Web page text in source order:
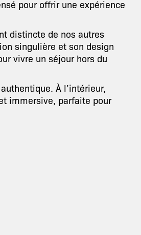
pour offrir une expérience
distincte de nos autres
singulière et son design
vivre un séjour hors du
À l’intérieur,
immersive, parfaite pour